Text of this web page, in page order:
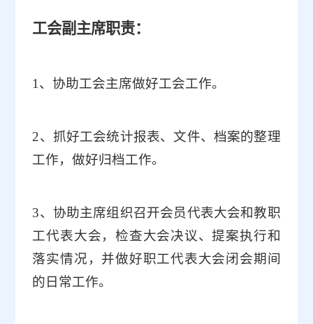
工会副主席职责：
1 、协助工会主席做好工会工作。
2、抓好工会统计报表、文件、档案的整理
工作，做好归档工作。
3、协助主席组织召开会员代表大会和教职
工代表大会，检查大会决议、提案执行和
落实情况，并做好职工代表大会闭会期间
的日常工作。